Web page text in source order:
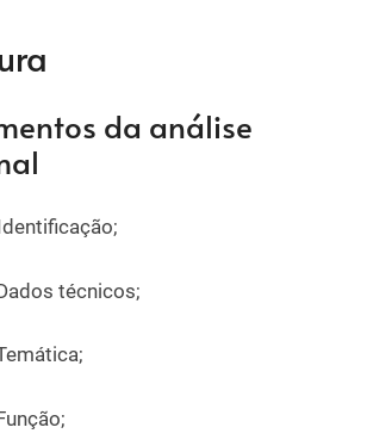
da análise
técnicos;